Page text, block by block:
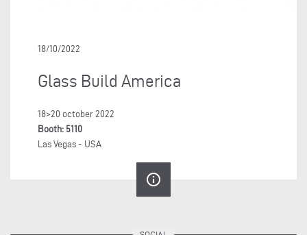
18/10/2022
Glass Build America
18>20 october 2022
Booth: 5110
Las Vegas - USA
info_outline